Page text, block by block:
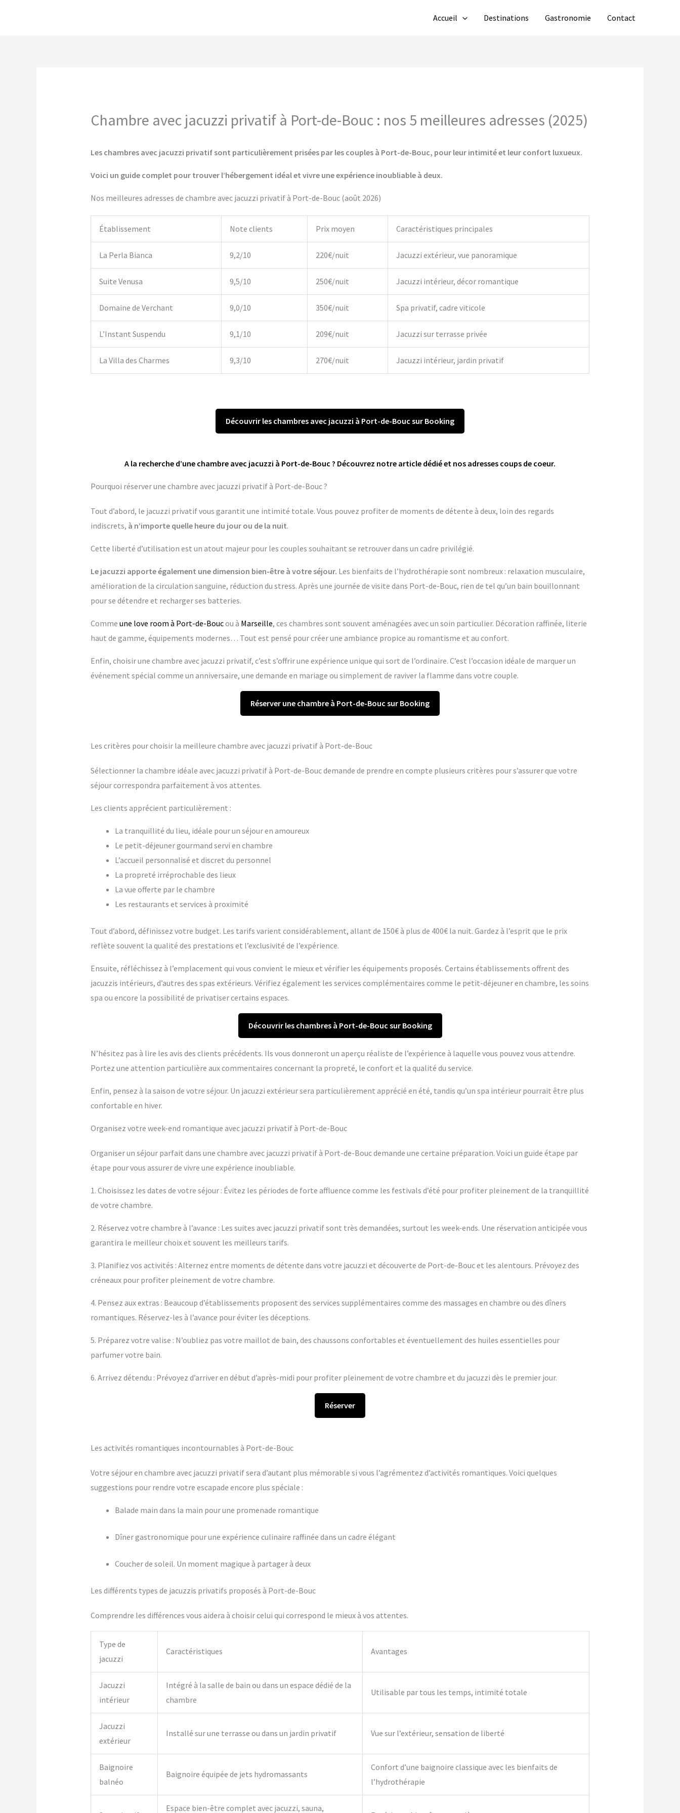
Accueil Destinations Gastronomie Contact
Chambre avec jacuzzi privatif à Port-de-Bouc : nos 5 meilleures adresses (2025)
Les chambres avec jacuzzi privatif sont particulièrement prisées par les couples à Port-de-Bouc, pour leur intimité et leur confort luxueux.
Voici un guide complet pour trouver l’hébergement idéal et vivre une expérience inoubliable à deux.
Nos meilleures adresses de chambre avec jacuzzi privatif à Port-de-Bouc (août 2026)
Établissement Note clients Prix moyen Caractéristiques principales
La Perla Bianca 9,2/10 220€/nuit Jacuzzi extérieur, vue panoramique
Suite Venusa 9,5/10 250€/nuit Jacuzzi intérieur, décor romantique
Domaine de Verchant 9,0/10 350€/nuit Spa privatif, cadre viticole
L’Instant Suspendu 9,1/10 209€/nuit Jacuzzi sur terrasse privée
La Villa des Charmes 9,3/10 270€/nuit Jacuzzi intérieur, jardin privatif
Découvrir les chambres avec jacuzzi à Port-de-Bouc sur Booking
A la recherche d’une chambre avec jacuzzi à Port-de-Bouc ? Découvrez notre article dédié et nos adresses coups de coeur.
Pourquoi réserver une chambre avec jacuzzi privatif à Port-de-Bouc ?
Tout d’abord, le jacuzzi privatif vous garantit une intimité totale. Vous pouvez profiter de moments de détente à deux, loin des regards
indiscrets, à n’importe quelle heure du jour ou de la nuit.
Cette liberté d’utilisation est un atout majeur pour les couples souhaitant se retrouver dans un cadre privilégié.
Le jacuzzi apporte également une dimension bien-être à votre séjour. Les bienfaits de l’hydrothérapie sont nombreux : relaxation musculaire,
amélioration de la circulation sanguine, réduction du stress. Après une journée de visite dans Port-de-Bouc, rien de tel qu’un bain bouillonnant
pour se détendre et recharger ses batteries.
Comme une love room à Port-de-Boucou à Marseille, ces chambres sont souvent aménagées avec un soin particulier. Décoration raffinée, literie
haut de gamme, équipements modernes… Tout est pensé pour créer une ambiance propice au romantisme et au confort.
Enfin, choisir une chambre avec jacuzzi privatif, c’est s’offrir une expérience unique qui sort de l’ordinaire. C’est l’occasion idéale de marquer un
événement spécial comme un anniversaire, une demande en mariage ou simplement de raviver la flamme dans votre couple.
Réserver une chambre à Port-de-Bouc sur Booking
Les critères pour choisir la meilleure chambre avec jacuzzi privatif à Port-de-Bouc
Sélectionner la chambre idéale avec jacuzzi privatif à Port-de-Bouc demande de prendre en compte plusieurs critères pour s’assurer que votre
séjour correspondra parfaitement à vos attentes.
Les clients apprécient particulièrement :
La tranquillité du lieu, idéale pour un séjour en amoureux
Le petit-déjeuner gourmand servi en chambre
L’accueil personnalisé et discret du personnel
La propreté irréprochable des lieux
La vue offerte par le chambre
Les restaurants et services à proximité
Tout d’abord, définissez votre budget. Les tarifs varient considérablement, allant de 150€ à plus de 400€ la nuit. Gardez à l’esprit que le prix
reflète souvent la qualité des prestations et l’exclusivité de l’expérience.
Ensuite, réfléchissez à l’emplacement qui vous convient le mieux et vérifier les équipements proposés. Certains établissements offrent des
jacuzzis intérieurs, d’autres des spas extérieurs. Vérifiez également les services complémentaires comme le petit-déjeuner en chambre, les soins
spa ou encore la possibilité de privatiser certains espaces.
Découvrir les chambres à Port-de-Bouc sur Booking
N’hésitez pas à lire les avis des clients précédents. Ils vous donneront un aperçu réaliste de l’expérience à laquelle vous pouvez vous attendre.
Portez une attention particulière aux commentaires concernant la propreté, le confort et la qualité du service.
Enfin, pensez à la saison de votre séjour. Un jacuzzi extérieur sera particulièrement apprécié en été, tandis qu’un spa intérieur pourrait être plus
confortable en hiver.
Organisez votre week-end romantique avec jacuzzi privatif à Port-de-Bouc
Organiser un séjour parfait dans une chambre avec jacuzzi privatif à Port-de-Bouc demande une certaine préparation. Voici un guide étape par
étape pour vous assurer de vivre une expérience inoubliable.
1. Choisissez les dates de votre séjour : Évitez les périodes de forte affluence comme les festivals d’été pour profiter pleinement de la tranquillité
de votre chambre.
2. Réservez votre chambre à l’avance : Les suites avec jacuzzi privatif sont très demandées, surtout les week-ends. Une réservation anticipée vous
garantira le meilleur choix et souvent les meilleurs tarifs.
3. Planifiez vos activités : Alternez entre moments de détente dans votre jacuzzi et découverte de Port-de-Bouc et les alentours. Prévoyez des
créneaux pour profiter pleinement de votre chambre.
4. Pensez aux extras : Beaucoup d’établissements proposent des services supplémentaires comme des massages en chambre ou des dîners
romantiques. Réservez-les à l’avance pour éviter les déceptions.
5. Préparez votre valise : N’oubliez pas votre maillot de bain, des chaussons confortables et éventuellement des huiles essentielles pour
parfumer votre bain.
6. Arrivez détendu : Prévoyez d’arriver en début d’après-midi pour profiter pleinement de votre chambre et du jacuzzi dès le premier jour.
Réserver
Les activités romantiques incontournables à Port-de-Bouc
Votre séjour en chambre avec jacuzzi privatif sera d’autant plus mémorable si vous l’agrémentez d’activités romantiques. Voici quelques
suggestions pour rendre votre escapade encore plus spéciale :
Balade main dans la main pour une promenade romantique
Dîner gastronomique pour une expérience culinaire raffinée dans un cadre élégant
Coucher de soleil. Un moment magique à partager à deux
Les différents types de jacuzzis privatifs proposés à Port-de-Bouc
Comprendre les différences vous aidera à choisir celui qui correspond le mieux à vos attentes.
Type de
jacuzzi
Caractéristiques Avantages
Jacuzzi
intérieur
Intégré à la salle de bain ou dans un espace dédié de la
chambre
Utilisable par tous les temps, intimité totale
Jacuzzi
extérieur
Installé sur une terrasse ou dans un jardin privatif Vue sur l’extérieur, sensation de liberté
Baignoire
balnéo
Baignoire équipée de jets hydromassants
Confort d’une baignoire classique avec les bienfaits de
l’hydrothérapie
Espace bien-être complet avec jacuzzi, sauna,